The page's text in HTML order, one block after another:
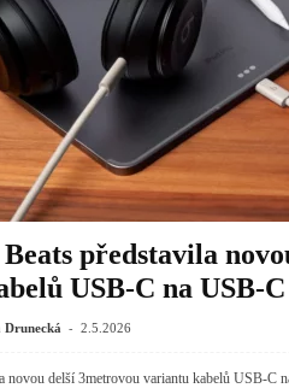
Beats představila
USB-C na USB-C
Drunecká - 2.5.2026
novou delší 3metrovou variantu kabelů USB-